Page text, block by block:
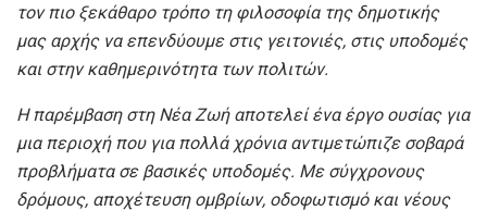
τον πιο ξεκάθαρο τρόπο τη φιλοσοφία της δημοτικής
μας αρχής να επενδύουμε στις γειτονιές, στις υποδομές
και στην καθημερινότητα των πολιτών.
Η παρέμβαση στη Νέα Ζωή αποτελεί ένα έργο ουσίας για
μια περιοχή που για πολλά χρόνια αντιμετώπιζε σοβαρά
προβλήματα σε βασικές υποδομές. Με σύγχρονους
δρόμους, αποχέτευση ομβρίων, οδοφωτισμό και νέους